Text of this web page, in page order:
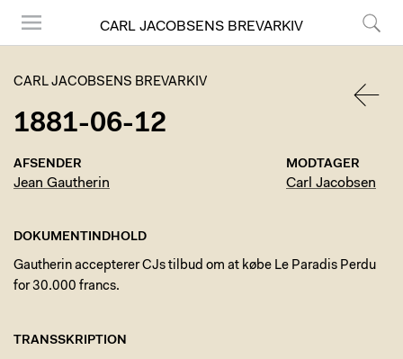
CARL JACOBSENS BREVARKIV
CARL JACOBSENS BREVARKIV
1881-06-12
AFSENDER
Jean Gautherin
MODTAGER
Carl Jacobsen
DOKUMENTINDHOLD
Gautherin accepterer CJs tilbud om at købe Le Paradis Perdu
for 30.000 francs.
TRANSSKRIPTION